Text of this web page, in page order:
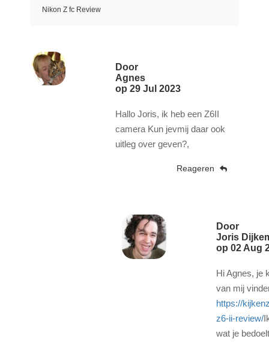
Nikon Z fc Review
Door
Agnes
op 29 Jul 2023
Hallo Joris, ik heb een Z6II
camera Kun jevmij daar ook
uitleg over geven?,
Reageren
Door
Joris
op 02 Aug
Hi Agnes, je
van mij
https://
z6-ii-review/
wat je